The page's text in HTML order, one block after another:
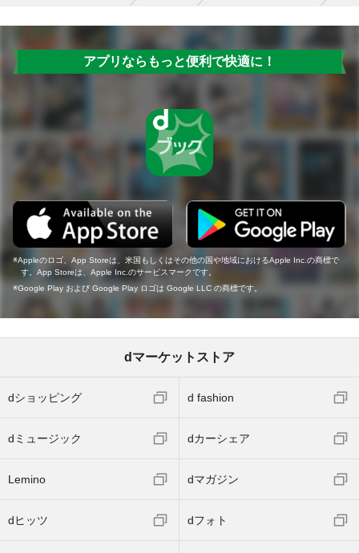
アプリならもっと便利で快適に！
Appleのロゴ、App Storeは、米国もしくはその他の国や地域におけるApple Inc.の商標で
す。App Storeは、Apple Inc.のサービスマークです。
Google Play および Google Play ロゴは Google LLC の商標です。
dマーケットストア
dショッピング d fashion
dミュージック dカーシェア
Lemino dマガジン
dヒッツ dフォト